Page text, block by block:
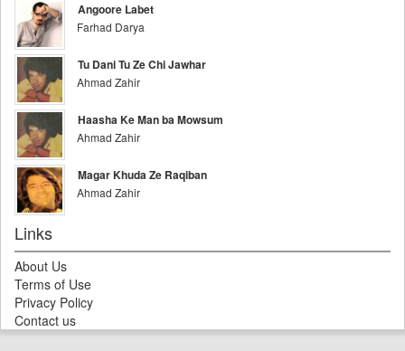
Angoore Labet
Farhad Darya
Tu Dani Tu Ze Chi Jawhar
Ahmad Zahir
Haasha Ke Man ba Mowsum
Ahmad Zahir
Magar Khuda Ze Raqiban
Ahmad Zahir
Links
About Us
Terms of Use
Privacy Policy
Contact us